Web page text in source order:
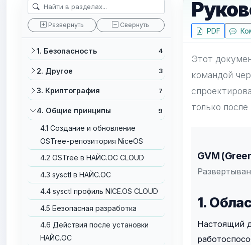
Развернуть Свернуть
1. Безопасность 4
2. Другое 3
3. Криптография 7
4. Общие принципы 9
4.1 Cоздание и обновление
OSTree-репозитория NiceOS
4.2 OSTree в НАЙС.ОС CLOUD
4.3 sysctl в НАЙС.ОС
4.4 sysctl профиль NICE.OS CLOUD
4.5 Безопасная разработка
4.6 Действия после установки
НАЙС.ОС
PDF
Этот
командой
только
GVM
1.
Настоящий